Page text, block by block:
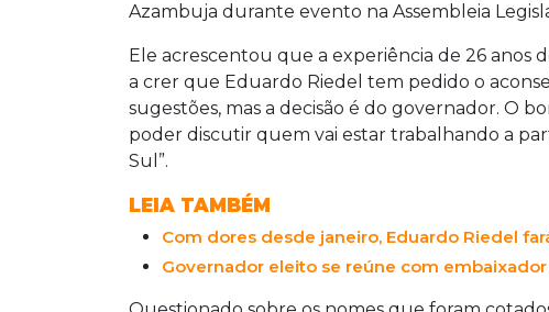
Azambuja durante evento na Assembleia
Ele acrescentou que a experiência de 26 anos
a crer que Eduardo Riedel tem pedido o
sugestões, mas a decisão é do governador. O
poder discutir quem vai estar trabalhando a
Sul”.
LEIA TAMBÉM
Com dores desde janeiro, Eduardo Riedel
Governador eleito se reúne com